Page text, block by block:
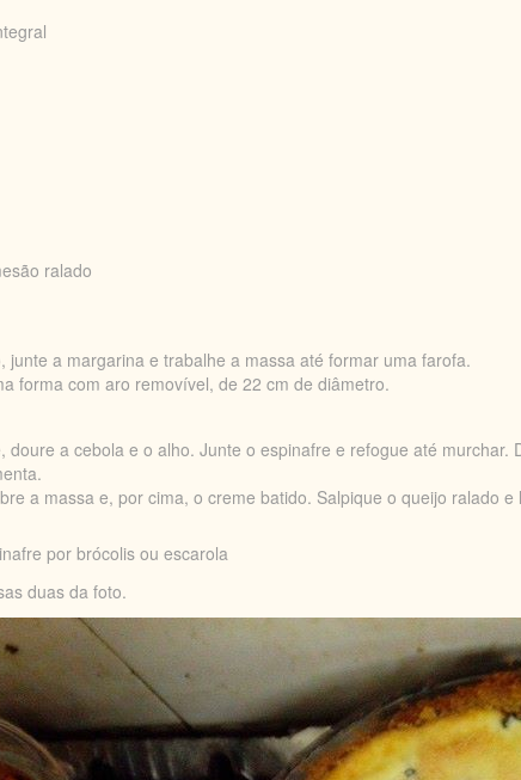
al
ralado
junte a margarina e trabalhe a massa até formar uma farofa.
forma com aro removível, de 22 cm de diâmetro.
doure a cebola e o alho. Junte o espinafre e refogue até
a massa e, por cima, o creme batido. Salpique o queijo ralado e
por brócolis ou escarola
as duas da foto.